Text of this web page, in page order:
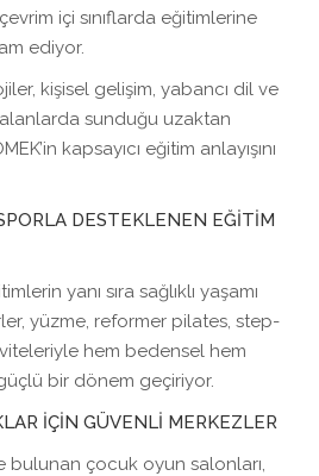
içi sınıflarda eğitimlerine
ediyor.
kişisel gelişim, yabancı dil ve
sunduğu uzaktan
kapsayıcı eğitim anlayışını
DESTEKLENEN EĞİTİM
yanı sıra sağlıklı yaşamı
yüzme, reformer pilates, step-
hem bedensel hem
bir dönem geçiriyor.
İÇİN GÜVENLİ MERKEZLER
bulunan çocuk oyun salonları,